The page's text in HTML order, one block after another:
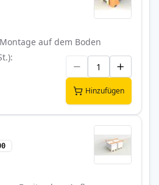
auf dem Boden
Hinzufügen